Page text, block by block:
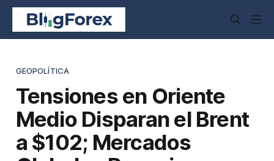
GEOPOLÍTICA
Tensiones en Oriente
Medio Disparan el Brent
a $102; Mercados